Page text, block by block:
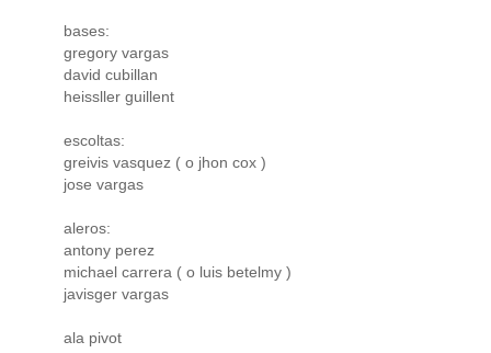
bases:
gregory vargas
david cubillan
heissller guillent
escoltas:
greivis vasquez ( o jhon cox )
jose vargas
aleros:
antony perez
michael carrera ( o luis betelmy )
javisger vargas
ala pivot